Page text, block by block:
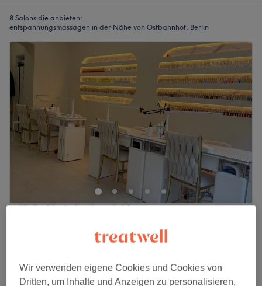
8 Salons die anbieten:
entspannungsmassagen in der Nähe von Ostbahnhof, Berlin
Kelly Nails Lashes & Massage
Friedrichshain, Berlin
Auf Karte anzeigen
Ganzkörpermassage
1 Std.
ab
Spare bis zu 10%
Wir verwenden eigene Cookies und Cookies von
Dritten, um Inhalte und Anzeigen zu personalisieren,